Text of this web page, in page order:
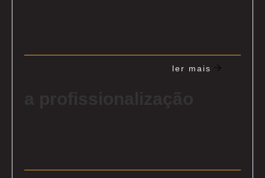
ler mais